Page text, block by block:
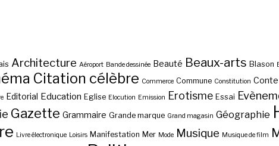
Architecture Aéroport Bande dessinée Beauté Beaux-arts Blason
Citation célèbre Commerce Commune Constitution Conte
Editorial Education Eglise Elocution Emission Erotisme Essai
Gazette Grammaire Grande marque Grand magasin Géographie
Livre électronique Loisirs Manifestation Mer Mode Musique Musique de film